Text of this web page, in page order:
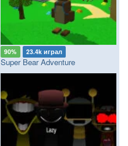
90% 23.4k играл
Super Bear Adventure